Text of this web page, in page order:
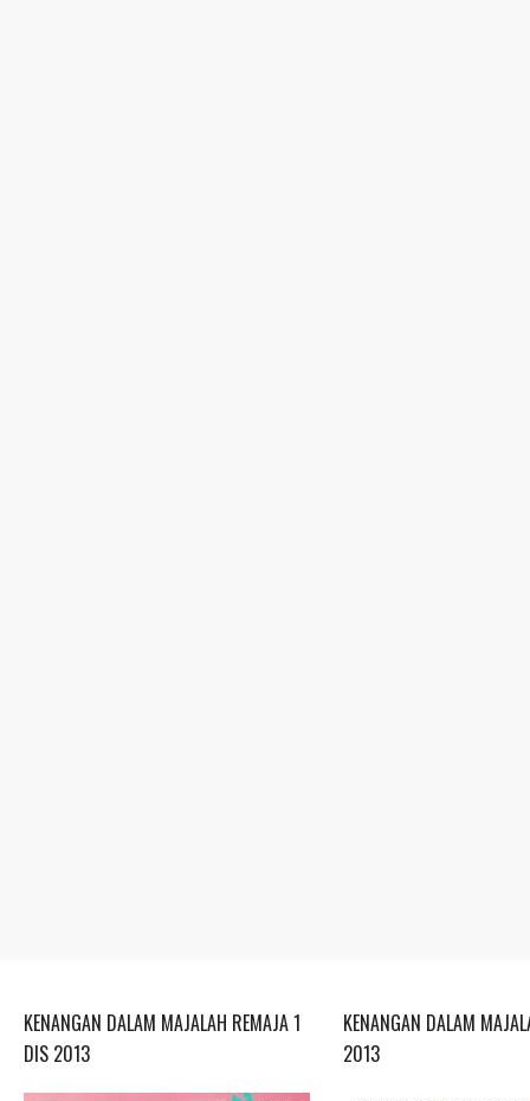
KENANGAN DALAM MAJALAH REMAJA 1
DIS 2013
KENANGAN DALAM
2013